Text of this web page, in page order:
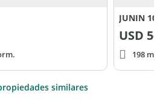
JUNIN
USD
198
similares